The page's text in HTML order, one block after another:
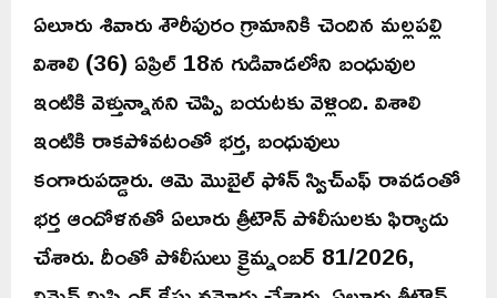
ఏలూరు శివారు శౌరీపురం గ్రామానికి చెందిన మల్లపల్లి
విశాలి (36) ఏప్రిల్ 18న గుడివాడలోని బంధువుల
ఇంటికి వెళ్తున్నానని చెప్పి బయటకు వెళ్లింది. విశాలి
ఇంటికి రాకపోవటంతో భర్త, బంధువులు
కంగారుపడ్డారు. ఆమె మొబైల్ ఫోన్ స్విచ్ఎఫ్ రావడంతో
భర్త ఆందోళనతో ఏలూరు త్రీటౌన్ పోలీసులకు ఫిర్యాదు
చేశారు. దీంతో పోలీసులు క్రైమ్నంబర్ 81/2026,